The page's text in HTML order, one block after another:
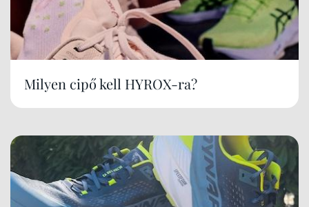
Milyen cipő kell HYROX-ra?